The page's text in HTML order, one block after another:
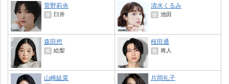
菅野莉央
役 臼井
清水くるみ
役 池田
森田想
役 絵梨
桜田通
役 将人
山崎紘菜 片岡礼子